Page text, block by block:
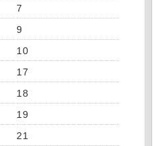
7
9
10
17
18
19
21